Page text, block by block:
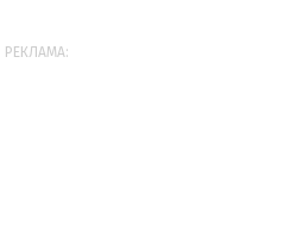
РЕКЛАМА: